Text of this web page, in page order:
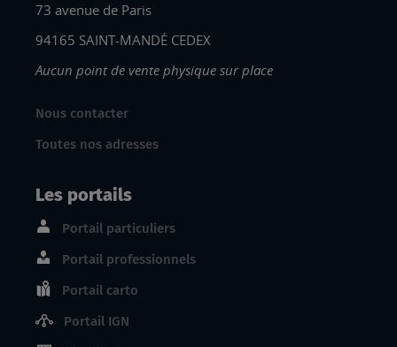
73 avenue de Paris
94165 SAINT-MANDÉ CEDEX
Aucun point de vente physique sur place
Nous contacter
Toutes nos adresses
Les portails
Portail particuliers
Portail professionnels
Portail carto
Portail IGN